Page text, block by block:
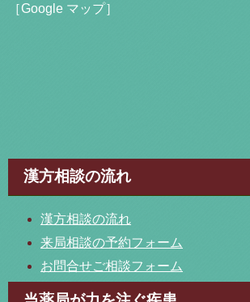
［Google マップ］
漢方相談の流れ
漢方相談の流れ
来局相談の予約フォーム
お問合せご相談フォーム